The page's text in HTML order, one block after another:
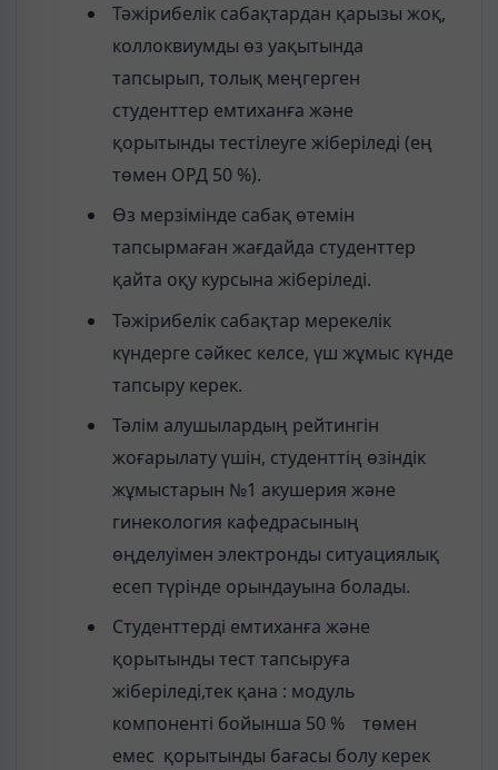
Тәжірибелік сабақтардан қарызы жоқ,
коллоквиумды өз уақытында
тапсырып, толық меңгерген
студенттер емтиханға және
қорытынды тестілеуге жіберіледі (ең
төмен ОРД 50 %).
Өз мерзімінде сабақ өтемін
тапсырмаған жағдайда студенттер
қайта оқу курсына жіберіледі.
Тәжірибелік сабақтар мерекелік
күндерге сәйкес келсе, үш жұмыс күнде
тапсыру керек.
Тәлім алушылардың рейтингін
жоғарылату үшін, студенттің өзіндік
жұмыстарын №1 акушерия және
гинекология кафедрасының
өңделуімен электронды ситуациялық
есеп түрінде орындауына болады.
Студенттерді емтиханға және
қорытынды тест тапсыруға
жіберіледі,тек қана : модуль
компоненті бойынша 50 % төмен
емес қорытынды бағасы болу керек